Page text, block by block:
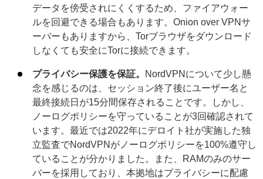
データを傍受されにくくするため、ファイアウォー
ルを回避できる場合もあります。Onion over VPNサ
ーバーもありますから、Torブラウザをダウンロード
しなくても安全にTorに接続できます。
プライバシー保護を保証。
NordVPNについて少し懸
念を感じるのは、セッション終了後にユーザー名と
最終接続日が15分間保存されることです。しかし、
ノーログポリシーを守っていることが3回確認されて
います。最近では2022年にデロイト社が実施した独
立監査でNordVPNがノーログポリシーを100%遵守し
ていることが分かりました。また、RAMのみのサー
バーを採用しており、本拠地はプライバシーに配慮